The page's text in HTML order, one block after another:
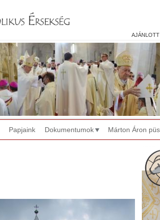
ajánlott
Papjaink Dokumentumok Márton Áron